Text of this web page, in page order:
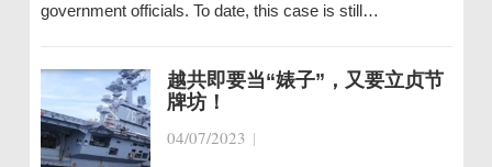
government officials. To date, this case is still…
越共即要当“婊子”，又要立贞节
牌坊！
04/07/2023 |